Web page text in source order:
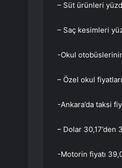
– Süt ürünleri
– Saç kesimleri
-Okul
– Özel okul
-Ankara’da taksi
– Dolar 30,17’den
-Motorin fiyatı